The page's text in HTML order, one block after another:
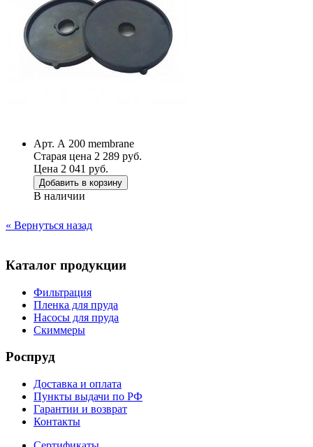
Арт. А 200 membrane
Старая цена 2 289 руб.
Цена 2 041 руб.
Добавить в корзину
В наличии
« Вернуться назад
Каталог продукции
Фильтрация
Пленка для пруда
Насосы для пруда
Скиммеры
Роспруд
Доставка и оплата
Пункты выдачи по РФ
Гарантии и возврат
Контакты